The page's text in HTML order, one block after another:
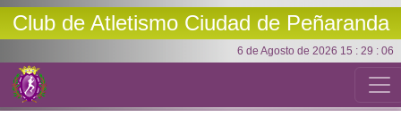
Club de Atletismo Ciudad de Peñaranda
6 de Agosto de 2026 15 : 29 : 06